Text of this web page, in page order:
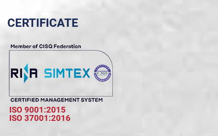
CERTIFICATE
ISO 9001:2015
ISO 37001:2016